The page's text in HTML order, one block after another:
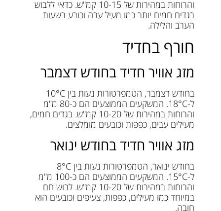
והרוחות במהירות של 10-15 קמ"ש. כדאי ללבוש
בגדים חמים יותר כמו מעיל עבה וכובע בשעות
הערב והלילה.
חורף בחדיד
מזג אוויר חדיד בחודש דצמבר
בחודש דצמבר, הטמפרטורות נעות בין 10°C
ל-18°C. המשקעים הממוצעים הם כ-80 מ"מ
והרוחות במהירות של 10-20 קמ"ש. בגדים חמים,
מעילים עבים, כפפות וכובעים מומלצים.
מזג אוויר חדיד בחודש ינואר
בחודש ינואר, הטמפרטורות נעות בין 8°C
ל-15°C. המשקעים הממוצעים הם כ-100 מ"מ
והרוחות במהירות של 10-20 קמ"ש. לבוש חם
במיוחד כמו מעילים, כפפות, צעיפים וכובעים הוא
חובה.